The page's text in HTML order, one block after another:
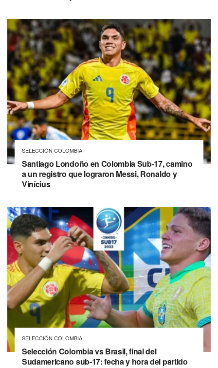
SELECCIÓN COLOMBIA
Santiago Londoño en Colombia Sub-17, camino
a un registro que lograron Messi, Ronaldo y
Vinícius
SELECCIÓN COLOMBIA
Selección Colombia vs Brasil, final del
Sudamericano sub-17: fecha y hora del partido